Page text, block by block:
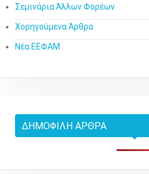
Σεμινάρια Άλλων Φορέων
Χορηγούμενα Άρθρα
Νέα ΕΕΦΑΜ
ΔΗΜΟΦΙΛΉ ΆΡΘΡΑ